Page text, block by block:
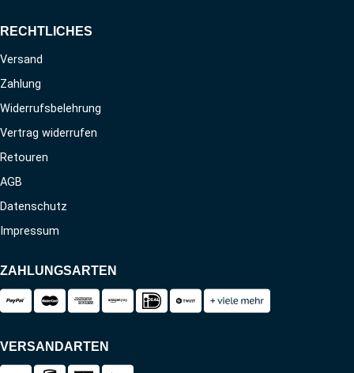
RECHTLICHES
Versand
Zahlung
Widerrufsbelehrung
Vertrag widerrufen
Retouren
AGB
Datenschutz
Impressum
ZAHLUNGSARTEN
VERSANDARTEN